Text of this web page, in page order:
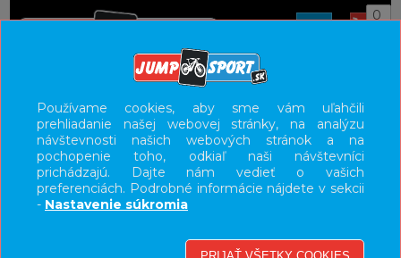
0
UŽÍVATEĽSKÝ PANEL
KATEGÓRIE
HLAVNÉ MENU
Používame cookies, aby sme vám uľahčili
prehliadanie našej webovej stránky, na analýzu
návštevnosti našich webových stránok a na
pochopenie toho, odkiaľ naši návštevníci
prichádzajú. Dajte nám vedieť o vašich
preferenciách. Podrobné informácie nájdete v sekcii
- Nastavenie súkromia